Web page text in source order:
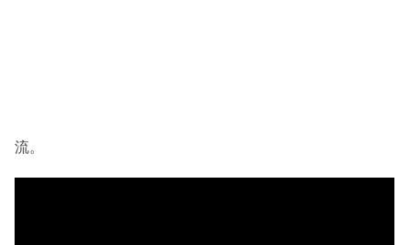
流。